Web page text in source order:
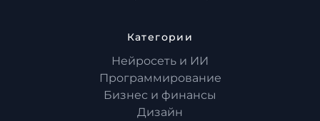
Категории
Нейросеть и ИИ
Программирование
Бизнес и финансы
Дизайн